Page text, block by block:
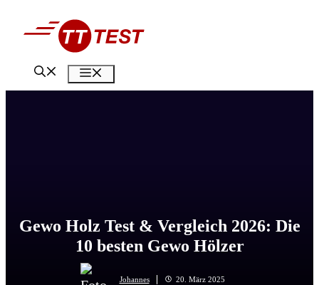
Inhalt
Gewo Holz Test & Vergleich 2026: Die
10 besten Gewo Hölzer
Johannes 20. März 2025